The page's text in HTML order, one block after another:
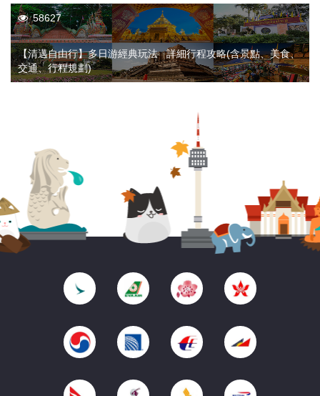
【清邁自由行】多日游經典玩法 詳細行程攻略(含景點、美食、
交通、行程規劃​)​​​​​​​
58627